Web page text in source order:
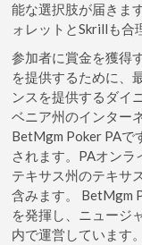
能な選択肢が届きま
ォレットとSkrillも合
参加者に賞金を獲得
を提供するために、
ンスを提供するダイ
ベニア州のインター
BetMgm Poker PAで
されます。PAオンラ
テキサス州のテキサ
含みます。 BetMgm
を発揮し、ニュージ
内で運営しています